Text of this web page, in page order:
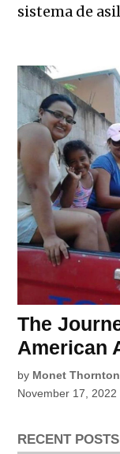
sistema de
The
American
by Monet Thornton
November 17, 2022
RECENT POSTS